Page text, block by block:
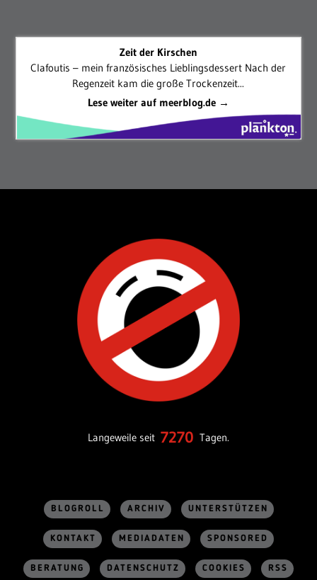
Zeit der Kirschen
Clafoutis – mein französisches Lieblingsdessert Nach der
Regenzeit kam die große Trockenzeit...
Lese weiter auf meerblog.de →
Langeweile seit 7270 Tagen.
BLOGROLL ARCHIV UNTERSTÜTZEN
KONTAKT MEDIADATEN SPONSORED
BERATUNG DATENSCHUTZ COOKIES RSS